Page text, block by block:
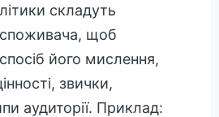
складуть
щоб
його мислення,
звички,
аудиторії. Приклад: